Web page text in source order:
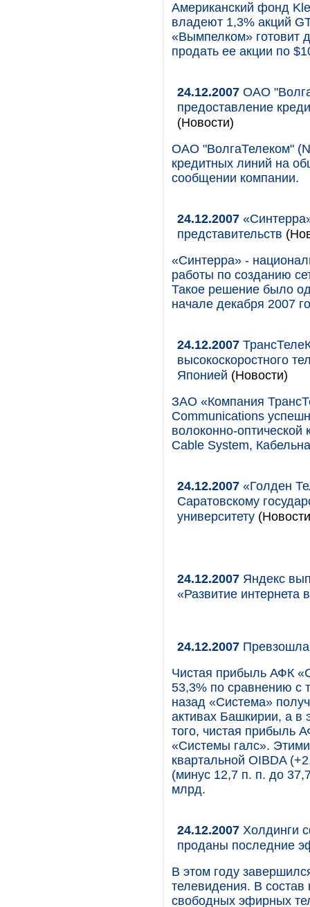
Американский фонд
владеют 1,3% акций
«Вымпелком» готовит
продать ее акции по
24.12.2007 ОАО
предоставление
(Новости)
ОАО "ВолгаТелеком"
кредитных линий на
сообщении компании.
24.12.2007
представительств
«Синтерра» -
работы по созданию
Такое решение было
начале декабря 2007
24.12.2007
высокоскоростного
Японией (Новости)
ЗАО «Компания
Communications
волоконно-
Cable System,
24.12.2007 «Голден
Саратовскому
университету
24.12.2007 Яндекс
«Развитие интернета
24.12.2007
Чистая прибыль АФК
53,3% по сравнению с
назад «Система»
активах Башкирии, а в
того, чистая прибыль
«Системы галс».
квартальной OIBDA
(минус 12,7 п. п. до
млрд.
24.12.2007 Холдинги
проданы последние
В этом году
телевидения. В
свободных эфирных